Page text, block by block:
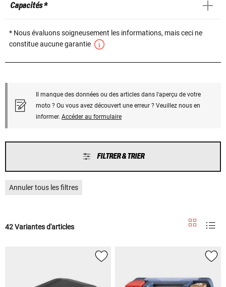
Capacités *
* Nous évaluons soigneusement les informations, mais ceci ne
constitue aucune garantie
Il manque des données ou des articles dans l'aperçu de votre
moto ? Ou vous avez découvert une erreur ? Veuillez nous en
informer. Accéder au formulaire
FILTRER & TRIER
Annuler tous les filtres
42 Variantes d'articles